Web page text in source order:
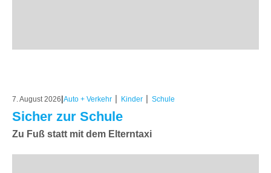
7. August 2026|Auto + Verkehr | Kinder | Schule
Sicher zur Schule
Zu Fuß statt mit dem Elterntaxi